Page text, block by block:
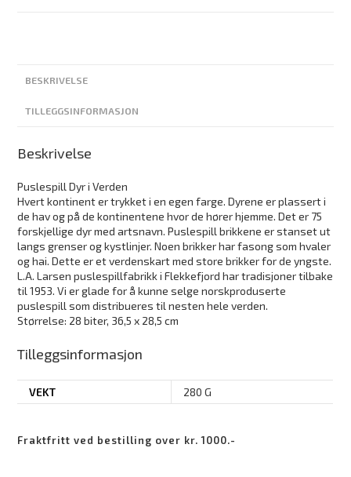
BESKRIVELSE
TILLEGGSINFORMASJON
Beskrivelse
Puslespill Dyr i Verden
Hvert kontinent er trykket i en egen farge. Dyrene er plassert i
de hav og på de kontinentene hvor de hører hjemme. Det er 75
forskjellige dyr med artsnavn. Puslespill brikkene er stanset ut
langs grenser og kystlinjer. Noen brikker har fasong som hvaler
og hai. Dette er et verdenskart med store brikker for de yngste.
L.A. Larsen puslespillfabrikk i Flekkefjord har tradisjoner tilbake
til 1953. Vi er glade for å kunne selge norskproduserte
puslespill som distribueres til nesten hele verden.
Størrelse: 28 biter, 36,5 x 28,5 cm
Tilleggsinformasjon
VEKT 280 G
Fraktfritt ved bestilling over kr. 1000.-